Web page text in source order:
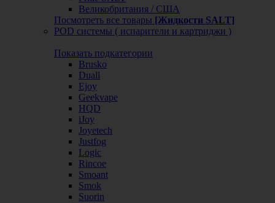
Великобритания / США
Посмотреть все товары [Жидкости SALT]
POD системы ( испарители и картриджи )
Показать подкатегории
Brusko
Duall
Ejoy
Geekvape
HQD
iJoy
Joyetech
Justfog
Logic
Rincoe
Smoant
Smok
Suorin